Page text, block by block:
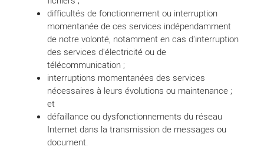
difficultés de fonctionnement ou interruption
momentanée de ces services indépendamment
de notre volonté, notamment en cas d'interruption
des services d'électricité ou de
télécommunication ;
interruptions momentanées des services
nécessaires à leurs évolutions ou maintenance ;
et
défaillance ou dysfonctionnements du réseau
Internet dans la transmission de messages ou
document.